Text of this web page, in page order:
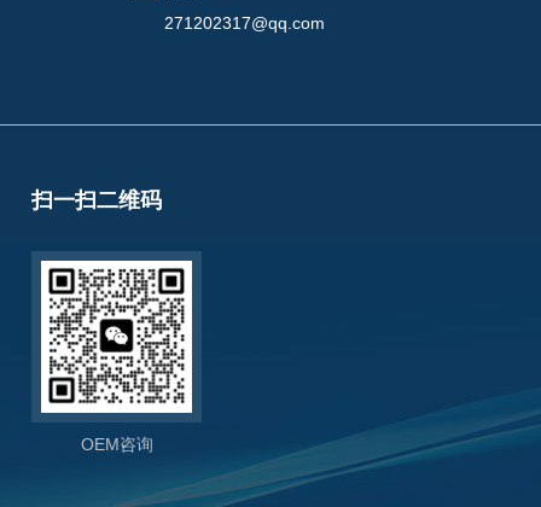
271202317@qq.com
扫一扫二维码
OEM咨询